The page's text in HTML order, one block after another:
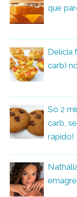
que
Delícia
carb)
Só 2
carb,
rápido!